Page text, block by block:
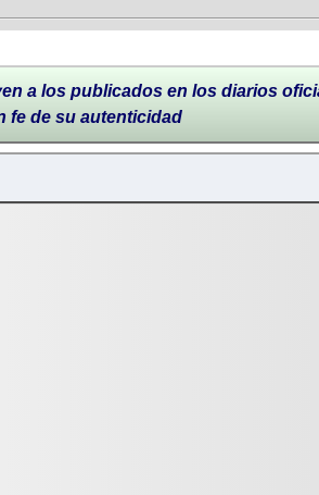
a los publicados en los diarios
fe de su autenticidad